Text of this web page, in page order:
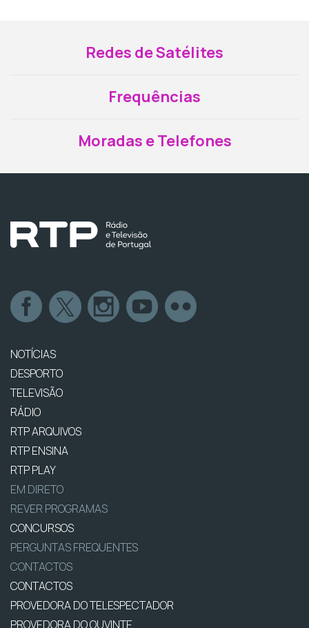
Redes de Satélites
Frequências
Moradas e Telefones
NOTÍCIAS
DESPORTO
TELEVISÃO
RÁDIO
RTP ARQUIVOS
RTP ENSINA
RTP PLAY
EM DIRETO
REVER PROGRAMAS
CONCURSOS
PERGUNTAS FREQUENTES
CONTACTOS
CONTACTOS
PROVEDORA DO TELESPECTADOR
PROVEDORA DO OUVINTE